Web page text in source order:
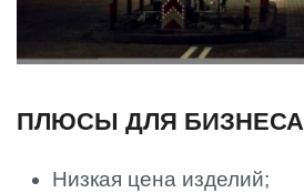
ПЛЮСЫ ДЛЯ БИЗНЕСА
Низкая цена изделий;